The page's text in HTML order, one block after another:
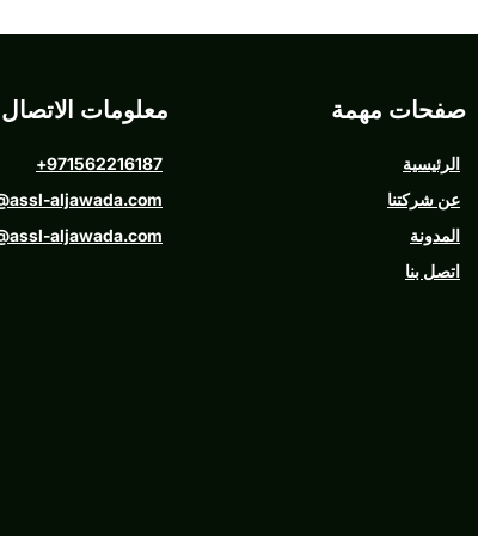
صفحات مهمة
الرئيسية
عن شركتنا
المدونة
اتصل بنا
معلومات
971562216187+
aljawada.com
aljawada.com